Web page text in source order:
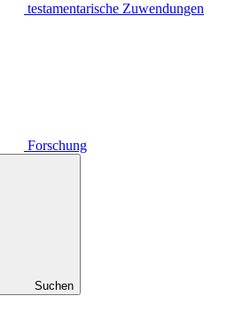
testamentarische Zuwendungen
Forschung
Suchen